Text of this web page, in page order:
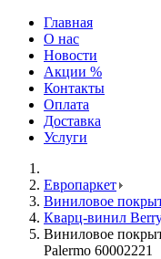
Главная
О нас
Новости
Акции %
Контакты
Оплата
Доставка
Услуги
Европаркет
Виниловое
Кварц-винил
Виниловое
Palermo 60002221